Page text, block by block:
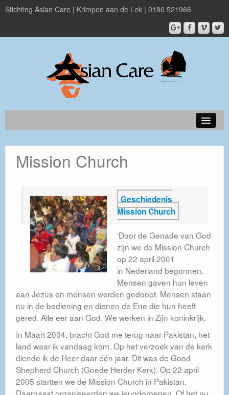
Stichting Asian Care | Krimpen aan de Lek | 0180 521966
Projecten
Doneer
ANBI
Contact
Publicatieplicht Standaardformulier ANBI
Mission Church
Geschiedenis
Mission Church
‘Door de Genade van God
zijn we de Mission Church
op 22 april 2001
in Nederland begonnen.
Mensen gaven hun leven
aan Jezus en mensen werden gedoopt. Mensen staan
nu in de bediening en dienen de Ene die hun heeft
gered. Alle eer aan God. We werken in Zijn koninkrijk.
In Maart 2004, bracht God me terug naar Pakistan, het
land waar ik vandaag kom. Op het verzoek van de kerk
diende ik de Heer daar één jaar. Dit was de Good
Shepherd Church (Goede Herder Kerk). Op 22 april
2005 startten we de Mission Church in Pakistan.